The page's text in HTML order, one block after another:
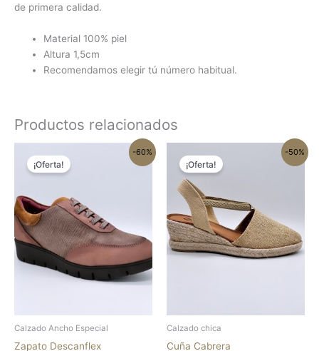
de primera calidad.
Material 100% piel
Altura 1,5cm
Recomendamos elegir tú número habitual.
Productos relacionados
-60%
¡Oferta!
Calzado Ancho Especial
Zapato Descanflex
precio
original
Este
producto
variantes.
opciones
se
pueden
-50%
¡Oferta!
Calzado chica
Cuña Cabrera
precio
original
32.95€.
Este
Las
se